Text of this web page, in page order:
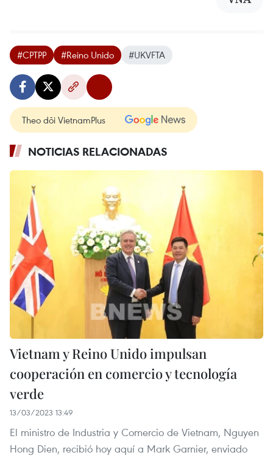
#CPTPP #Reino Unido #UKVFTA
Theo dõi VietnamPlus
NOTICIAS RELACIONADAS
Vietnam y Reino Unido impulsan
cooperación en comercio y tecnología
verde
13/03/2023 13:49
El ministro de Industria y Comercio de Vietnam, Nguyen
Hong Dien, recibió hoy aquí a Mark Garnier, enviado